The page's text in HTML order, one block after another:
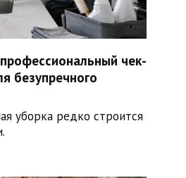
чек-
безупречного
уборка редко строится